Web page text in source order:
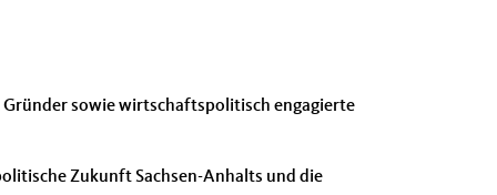
sowie wirtschaftspolitisch engagierte
Zukunft Sachsen-Anhalts und die